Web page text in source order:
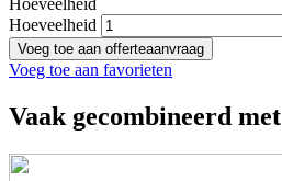
Hoeveelheid
Voeg toe aan favorieten
Vaak gecombineerd met